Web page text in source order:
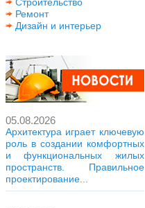
Ремонт
Дизайн и интерьер
05.08.2026
Архитектура играет ключевую
роль в создании комфортных
и функциональных жилых
пространств. Правильное
проектирование...